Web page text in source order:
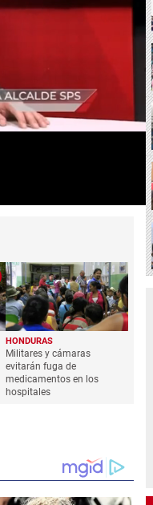
HONDURAS
Militares y cámaras
evitarán fuga de
medicamentos en los
hospitales